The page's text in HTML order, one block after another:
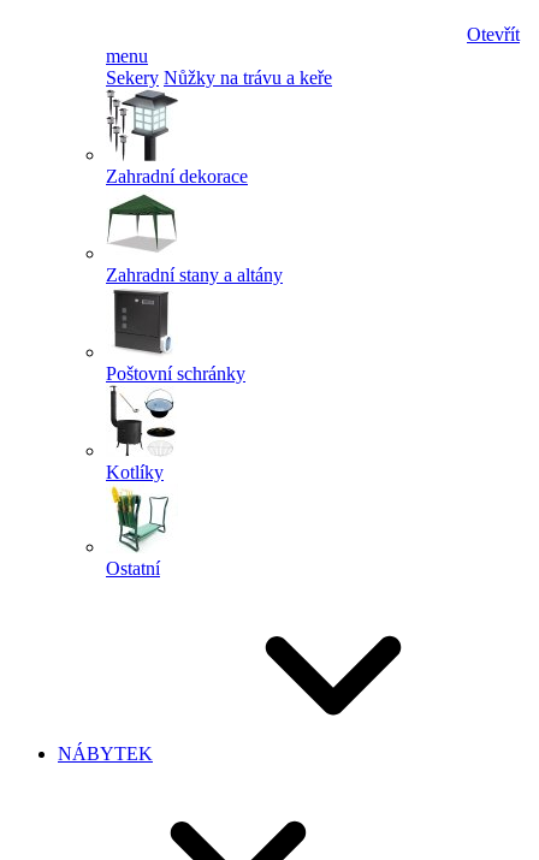
Otevřít
menu
Sekery Nůžky na trávu a keře
Zahradní dekorace
Zahradní stany a altány
Poštovní schránky
Kotlíky
Ostatní
NÁBYTEK